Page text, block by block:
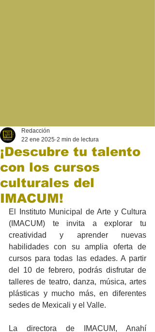
¡Descubre tu talento
con los cursos
culturales del
IMACUM!
Redacción
22 ene 2025 2 min de lectura
El Instituto Municipal de Arte y Cultura
(IMACUM) te invita a explorar tu
creatividad y aprender nuevas
habilidades con su amplia oferta de
cursos para todas las edades. A partir
del 10 de febrero, podrás disfrutar de
talleres de teatro, danza, música, artes
plásticas y mucho más, en diferentes
sedes de Mexicali y el Valle.
La directora de IMACUM, Anahí